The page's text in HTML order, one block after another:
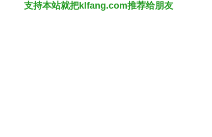
支持本站就把klfang.com推荐给朋友